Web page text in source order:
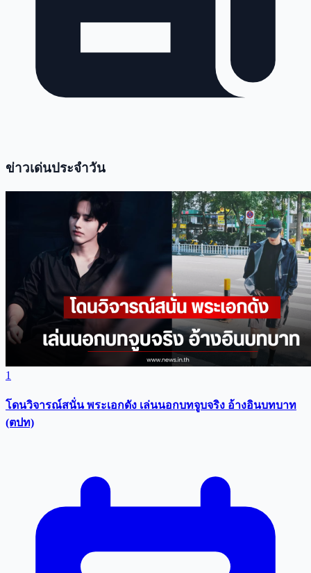
ข่าวเด่นประจำวัน
1
โดนวิจารณ์สนั่น พระเอกดัง เล่นนอกบทจูบจริง อ้างอินบทบาท
(ตปท)